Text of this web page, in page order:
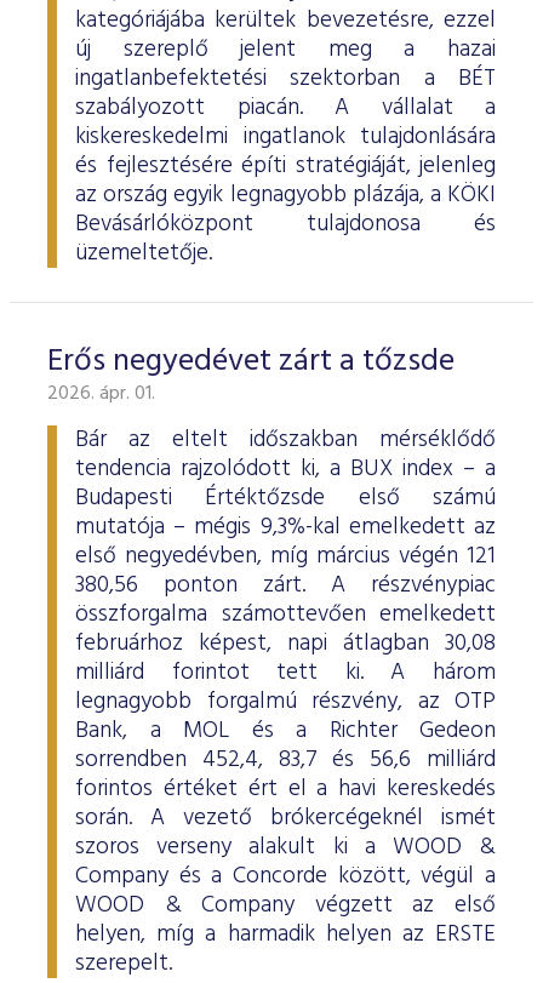
kategóriájába kerültek bevezetésre, ezzel
új szereplő jelent meg a hazai
ingatlanbefektetési szektorban a BÉT
szabályozott piacán. A vállalat a
kiskereskedelmi ingatlanok tulajdonlására
és fejlesztésére építi stratégiáját, jelenleg
az ország egyik legnagyobb plázája, a KÖKI
Bevásárlóközpont tulajdonosa és
üzemeltetője.
Erős negyedévet zárt a tőzsde
2026. ápr. 01.
Bár az eltelt időszakban mérséklődő
tendencia rajzolódott ki, a BUX index – a
Budapesti Értéktőzsde első számú
mutatója – mégis 9,3%-kal emelkedett az
első negyedévben, míg március végén 121
380,56 ponton zárt. A részvénypiac
összforgalma számottevően emelkedett
februárhoz képest, napi átlagban 30,08
milliárd forintot tett ki. A három
legnagyobb forgalmú részvény, az OTP
Bank, a MOL és a Richter Gedeon
sorrendben 452,4, 83,7 és 56,6 milliárd
forintos értéket ért el a havi kereskedés
során. A vezető brókercégeknél ismét
szoros verseny alakult ki a WOOD &
Company és a Concorde között, végül a
WOOD & Company végzett az első
helyen, míg a harmadik helyen az ERSTE
szerepelt.